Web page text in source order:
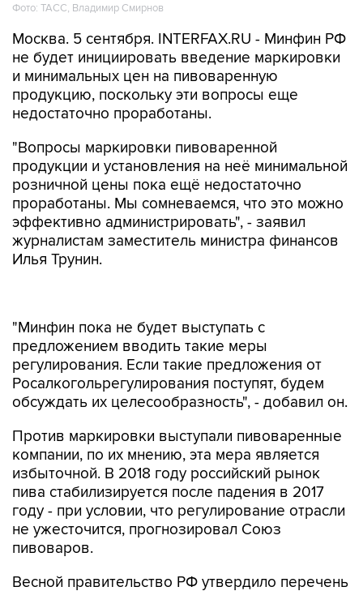
Фото: ТАСС, Владимир Смирнов
Москва. 5 сентября. INTERFAX.RU - Минфин РФ
не будет инициировать введение маркировки
и минимальных цен на пивоваренную
продукцию, поскольку эти вопросы еще
недостаточно проработаны.
"Вопросы маркировки пивоваренной
продукции и установления на неё минимальной
розничной цены пока ещё недостаточно
проработаны. Мы сомневаемся, что это можно
эффективно администрировать", - заявил
журналистам заместитель министра финансов
Илья Трунин.
регулирования. Если такие предложения от
Росалкогольрегулирования поступят, будем
обсуждать их целесообразность", - добавил он.
Против маркировки выступали пивоваренные
избыточной. В 2018 году российский рынок
пива стабилизируется после падения в 2017
году - при условии, что регулирование отрасли
не ужесточится, прогнозировал Союз
пивоваров.
Весной правительство РФ утвердило перечень
маркировкев 2019 году, туда вошли только